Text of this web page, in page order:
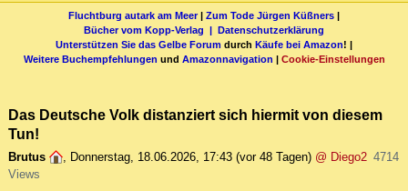
Fluchtburg autark am Meer| Zum Tode Jürgen Küßners |
Bücher vom Kopp-Verlag | Datenschutzerklärung
Unterstützen Sie das Gelbe Forum durch Käufe bei Amazon! |
Weitere Buchempfehlungen und Amazonnavigation | Cookie-Einstellungen
Das Deutsche Volk distanziert sich hiermit von diesem
Tun!
Brutus , Donnerstag, 18.06.2026, 17:43 (vor 48 Tagen) @ Diego2 4714
Views